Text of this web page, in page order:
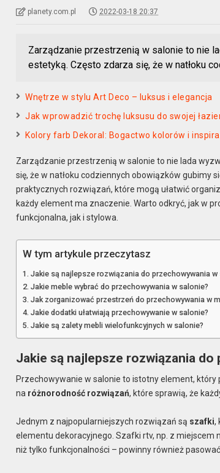
planety.com.pl 2022-03-18 20:37
Zarządzanie przestrzenią w salonie to nie
estetyką. Często zdarza się, że w natłoku
Wnętrze w stylu Art Deco – luksus i elegancja
Jak wprowadzić trochę luksusu do swojej
Kolory farb Dekoral: Bogactwo kolorów i
Zarządzanie przestrzenią w salonie to nie lada
się, że w natłoku codziennych obowiązków gubimy
praktycznych rozwiązań, które mogą ułatwić
każdy element ma znaczenie. Warto odkryć, jak w
funkcjonalna, jak i stylowa.
W tym artykule przeczytasz
Jakie są najlepsze rozwiązania do przechowywania w
Jakie meble wybrać do przechowywania w salonie?
Jak zorganizować przestrzeń do przechowywania w
Jakie dodatki ułatwiają przechowywanie w salonie?
Jakie są zalety mebli wielofunkcyjnych w salonie?
Jakie są najlepsze rozwiązania do
Przechowywanie w salonie to istotny element,
na różnorodność rozwiązań, które sprawią, że
Jednym z najpopularniejszych rozwiązań są szafki,
elementu dekoracyjnego. Szafki rtv, np. z
niż tylko funkcjonalności – powinny również